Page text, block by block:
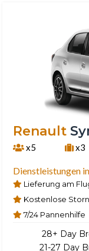
Renault
x5 x3
Dienstleistungen
Lieferung am
Kostenlose
7/24 Pannenhilfe
28+ Day
21-27 Day